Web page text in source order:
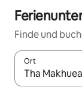
Finde und
Ort
Wenn